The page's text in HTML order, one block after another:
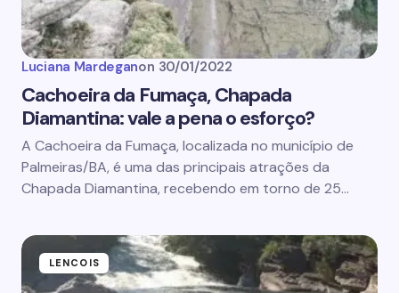
Luciana Mardeganon 30/01/2022
Cachoeira da Fumaça, Chapada
Diamantina: vale a pena o esforço?
A Cachoeira da Fumaça, localizada no município de
Palmeiras/BA, é uma das principais atrações da
Chapada Diamantina, recebendo em torno de 25…
LENCOIS